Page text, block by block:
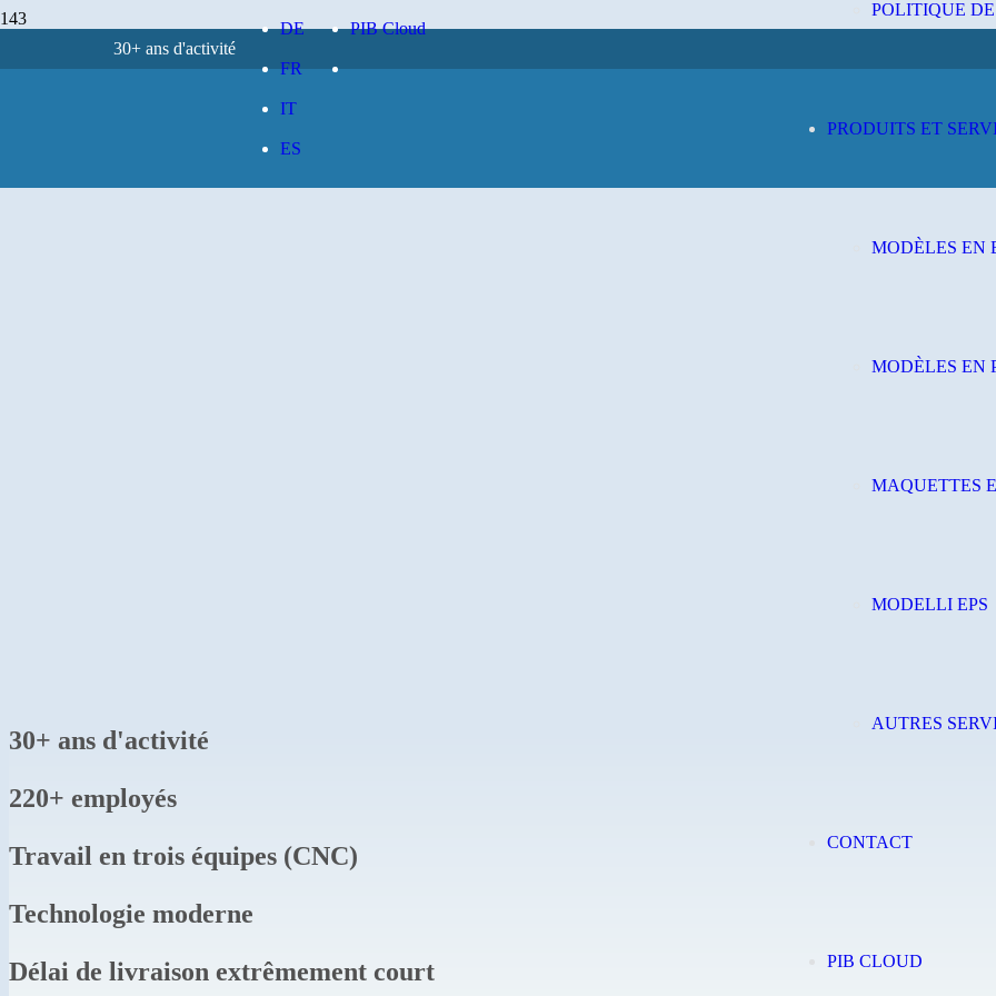
30+ ans d'activité
DE
FR
IT
ES
PIB Cloud
POLITIQUE
PRODUITS ET
MODÈLES EN
MODÈLES EN
MAQUETTES
MODELLI EPS
AUTRES
CONTACT
PIB CLOUD
30+ ans d'activité
220+ employés
Travail en trois équipes (CNC)
Technologie moderne
Délai de livraison extrêmement court